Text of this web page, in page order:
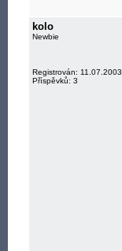
kolo
Newbie
Registrován: 11.07.2003
Příspěvků: 3